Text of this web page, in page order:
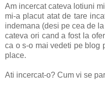
Am incercat cateva lotiuni
mi-a placut atat de tare
indemana (desi pe cea de
cateva ori cand a fost la
ca o s-o mai vedeti pe blog
place.
Ati incercat-o? Cum vi se